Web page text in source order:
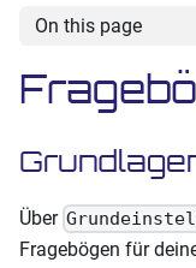
On this page
Über
Fragebögen für